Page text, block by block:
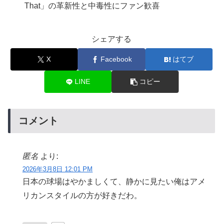
That」の革新性と中毒性にファン歓喜
シェアする
X Facebook はてブ
LINE コピー
コメント
匿名 より:
2026年3月8日 12:01 PM
日本の球場はやかましくて、静かに見たい俺はアメ
リカンスタイルの方が好きだわ。